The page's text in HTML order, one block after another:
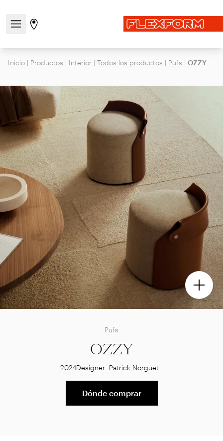
Abre/cierra el menú de navegación
Ir a la página de tiendas
Inicio | Productos | Interior | Todos los productos | Pufs | OZZY
Pufs
OZZY
2024Designer Patrick Norguet
Dónde comprar